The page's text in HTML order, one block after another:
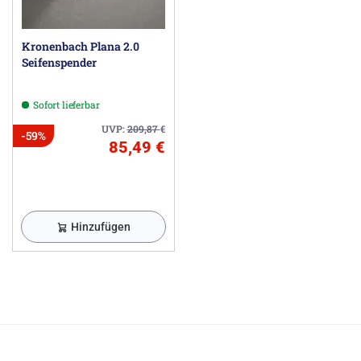
Kronenbach Plana 2.0
Seifenspender
Sofort lieferbar
UVP:209,87€
-59%
85,49 €
Hinzufügen